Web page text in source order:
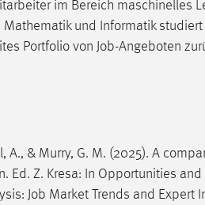
im Bereich maschinelles
und Informatik studiert
Portfolio von Job-Angeboten
A., & Murry, G. M. (2025). A
Ed. Z. Kresa: In Opportunities
Job Market Trends and Expert